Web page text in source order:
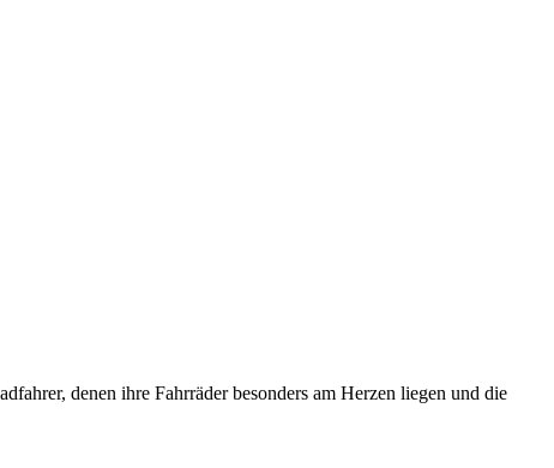
denen ihre Fahrräder besonders am Herzen liegen und die